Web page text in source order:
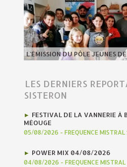
L'ÉMISSION DU PÔLE JEUNES
LES DERNIERS
SISTERON
FESTIVAL DE LA VANNERIE À
MÉOUGE
05/08/2026 - FREQUENCE MISTRAL
POWER MIX 04/08/2026
04/08/2026 - FREQUENCE